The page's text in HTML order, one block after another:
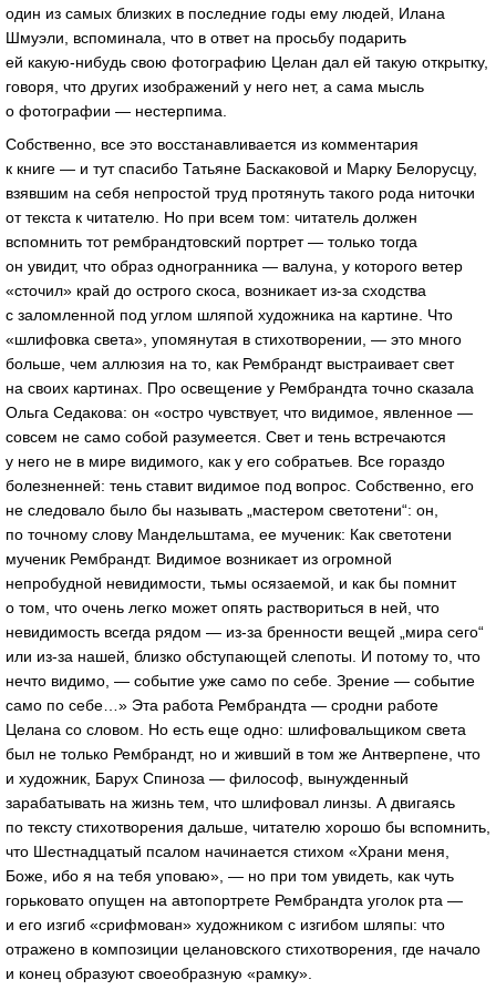
один из самых близких в последние годы ему людей, Илана
Шмуэли, вспоминала, что в ответ на просьбу подарить
ей какую-нибудь свою фотографию Целан дал ей такую открытку,
говоря, что других изображений у него нет, а сама мысль
о фотографии — нестерпима.
Собственно, все это восстанавливается из комментария
к книге — и тут спасибо Татьяне Баскаковой и Марку Белорусцу,
взявшим на себя непростой труд протянуть такого рода ниточки
от текста к читателю. Но при всем том: читатель должен
вспомнить тот рембрандтовский портрет — только тогда
он увидит, что образ одногранника — валуна, у которого ветер
«сточил» край до острого скоса, возникает из-за сходства
с заломленной под углом шляпой художника на картине. Что
«шлифовка света», упомянутая в стихотворении, — это много
больше, чем аллюзия на то, как Рембрандт выстраивает свет
на своих картинах. Про освещение у Рембрандта точно сказала
Ольга Седакова: он «остро чувствует, что видимое, явленное —
совсем не само собой разумеется. Свет и тень встречаются
у него не в мире видимого, как у его собратьев. Все гораздо
болезненней: тень ставит видимое под вопрос. Собственно, его
не следовало было бы называть „мастером светотени“: он,
по точному слову Мандельштама, ее мученик: Как светотени
мученик Рембрандт. Видимое возникает из огромной
непробудной невидимости, тьмы осязаемой, и как бы помнит
о том, что очень легко может опять раствориться в ней, что
невидимость всегда рядом — из-за бренности вещей „мира сего“
или из-за нашей, близко обступающей слепоты. И потому то, что
нечто видимо, — событие уже само по себе. Зрение — событие
само по себе…» Эта работа Рембрандта — сродни работе
Целана со словом. Но есть еще одно: шлифовальщиком света
был не только Рембрандт, но и живший в том же Антверпене, что
и художник, Барух Спиноза — философ, вынужденный
зарабатывать на жизнь тем, что шлифовал линзы. А двигаясь
по тексту стихотворения дальше, читателю хорошо бы вспомнить,
что Шестнадцатый псалом начинается стихом «Храни меня,
Боже, ибо я на тебя уповаю», — но при том увидеть, как чуть
горьковато опущен на автопортрете Рембрандта уголок рта —
и его изгиб «срифмован» художником с изгибом шляпы: что
отражено в композиции целановского стихотворения, где начало
и конец образуют своеобразную «рамку».